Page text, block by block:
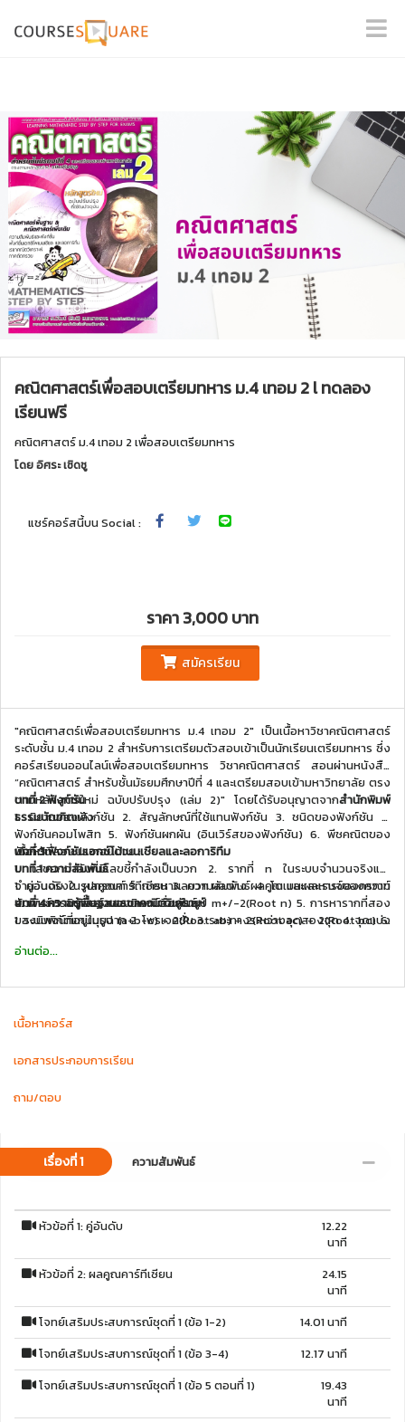
คณิตศาสตร์เพื่อสอบเตรียมทหาร ม.4 เทอม 2 l ทดลอง
เรียนฟรี
คณิตศาสตร์ ม.4 เทอม 2 เพื่อสอบเตรียมทหาร
โดยอิศระ เชิดชู
แชร์คอร์สนี้บน Social :
ราคา 3,000 บาท
สมัครเรียน
"คณิตศาสตร์เพื่อสอบเตรียมทหาร ม.4 เทอม 2" เป็นเนื้อหาวิชาคณิตศาสตร์
ระดับชั้น ม.4 เทอม 2 สำหรับการเตรียมตัวสอบเข้าเป็นนักเรียนเตรียมทหาร ซึ่ง
คอร์สเรียนออนไลน์เพื่อสอบเตรียมทหาร วิชาคณิตศาสตร์ สอนผ่านหนังสือ
“คณิตศาสตร์ สำหรับชั้นมัธยมศึกษาปีที่ 4 และเตรียมสอบเข้ามหาวิทยาลัย ตรง
ตามหลักสูตรใหม่ ฉบับปรับปรุง (เล่ม 2)" โดยได้รับอนุญาตจากสำนักพิมพ์
ธรรมบัณฑิตแล้ว
เนื้อหาที่สอนประกอบด้วย :
บทที่ 1 ความสัมพันธ์
1. คู่อันดับ 2. ผลคูณคาร์ทีเซียน 3. ความสัมพันธ์ 4. โดเมนและเรนจ์ของความ
สัมพันธ์ 5. อินเวอร์สของความสัมพันธ์
บทที่ 2 ฟังก์ชัน
1. นิยามของฟังก์ชัน 2. สัญลักษณ์ที่ใช้แทนฟังก์ชัน 3. ชนิดของฟังก์ชัน 4.
ฟังก์ชันคอมโพสิท 5. ฟังก์ชันผกผัน (อินเวิร์สของฟังก์ชัน) 6. พีชคณิตของ
ฟังก์ชัน
บทที่ 3 ฟังก์ชันเอกซ์โปเนนเชียลและลอการิทึม
1. เลขยกกำลังที่มีเลขชี้กำลังเป็นบวก 2. รากที่ n ในระบบจำนวนจริงและ
จำนวนจริงในรูปกรณฑ์ 3. การหาผลบวก ผลต่าง ผลคูณ และผลหารของกรณฑ์
4. การหารากที่สองของนิพจน์ที่อยู่ในรูป m+/-2(Root n) 5. การหารากที่สอง
ของนิพจน์ที่อยู่ในรูป (a+b+c) + 2(Root ab) + 2(Root ac) + 2(Root bc) 6.
8. การแก้สมการเลขยกกำลัง 9. ฟังก์ชันเอกซ์โปเนนเชียล 10. ฟังก์ชันและกราฟ
ลอการิทึม 13. การหาค่าลอการิทึม 14. การแก้สมการลอการิทึม 15. คุณสมบัติ
ลอการิทึม
บทที่ 4 ความรู้พื้นฐานเรขาคณิตวิเคราะห์
1. ระบบพิกัดแกนมุมฉาก 2. โพรเจคชั่น 3. ระยะทางระหว่างจุดสองจุด 4. จุดแบ่ง
เส้นตรงที่ขนานกัน 8. เส้นตรงที่ตั้งฉากกัน 9. ความสัมพันธ์ซึ่งมีกราฟเป็นเส้น
เส้นตัดกัน
บทที่ 5 ภาคตัดกรวย
1. นิยามของภาคตัดกรวย 2. การเลื่อนแกนทางขนาน 3. วงกลม 4. พาราโบลา 5.
ภาคตัดกรวย (ว่าเป็นภาคตัดกรวยชนิดไหน) 8. โจทย์ภาคตัดกรวยกับ
ตาราง ลอการิทึม
THAI CADETคอร์สเรียนออนไลน์เพื่อสอบเตรียมทหาร
TEL./LINE : 086-571-4623 ; 095-942-9193
www.thaicadet.org
www.coursesquare.co/ThaiCadet
อ่านต่อ...
เนื้อหาคอร์ส
เอกสารประกอบการเรียน
ถาม/ตอบ
เรื่องที่ 1 ความสัมพันธ์
หัวข้อที่ 1: คู่อันดับ
12.22
นาที
หัวข้อที่ 2: ผลคูณคาร์ทีเซียน
24.15
นาที
โจทย์เสริมประสบการณ์ชุดที่ 1 (ข้อ 1-2)
14.01 นาที
โจทย์เสริมประสบการณ์ชุดที่ 1 (ข้อ 3-4)
12.17 นาที
โจทย์เสริมประสบการณ์ชุดที่ 1 (ข้อ 5 ตอนที่ 1)
19.43
นาที